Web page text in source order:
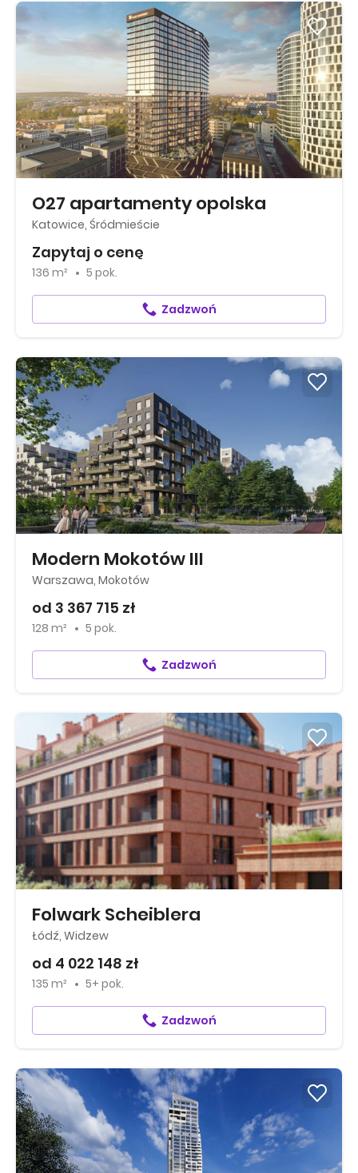
O27 apartamenty opolska
Katowice, Śródmieście
Zapytaj o cenę
136 m² 5 pok.
Zadzwoń
Modern Mokotów III
Warszawa, Mokotów
od 3 367 715 zł
128 m² 5 pok.
Zadzwoń
Folwark Scheiblera
Łódź, Widzew
od 4 022 148 zł
135 m² 5+ pok.
Zadzwoń